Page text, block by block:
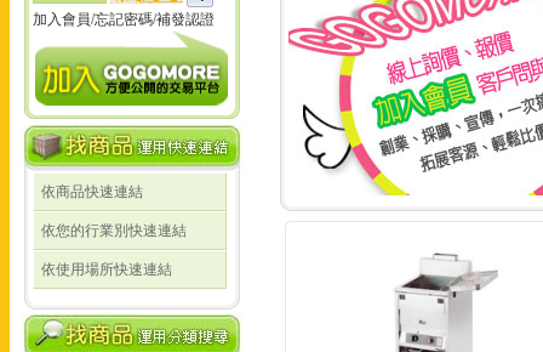
加入會員/忘記密碼/補發認證
依商品快速連結
依您的行業別快速連結
依使用場所快速連結
線上詢價 創業 採購
線上詢價 創業 採購 宣傳 一次搞定!